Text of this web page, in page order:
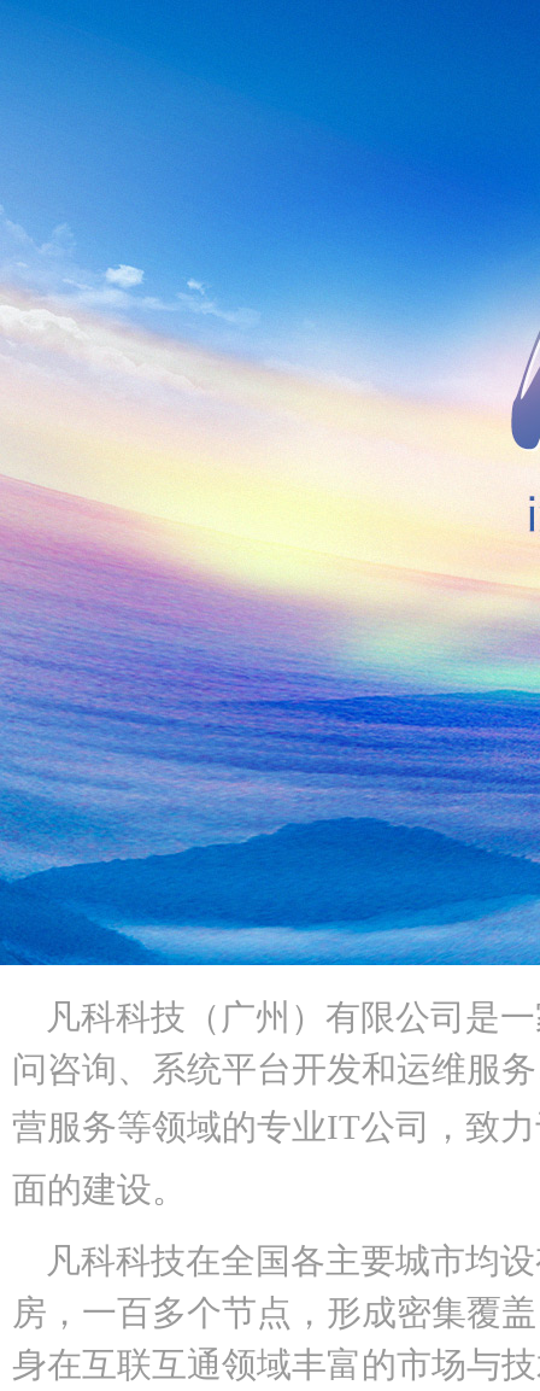
凡科科技（广州）有限公司是
问咨询、系统平台开发和运维服务
营服务等领域的专业IT公司， 致
面的建设。
凡科科技在全国各主要城市均
房，一百多个节点，形成密集覆
身在互联互通领域丰富的市场与